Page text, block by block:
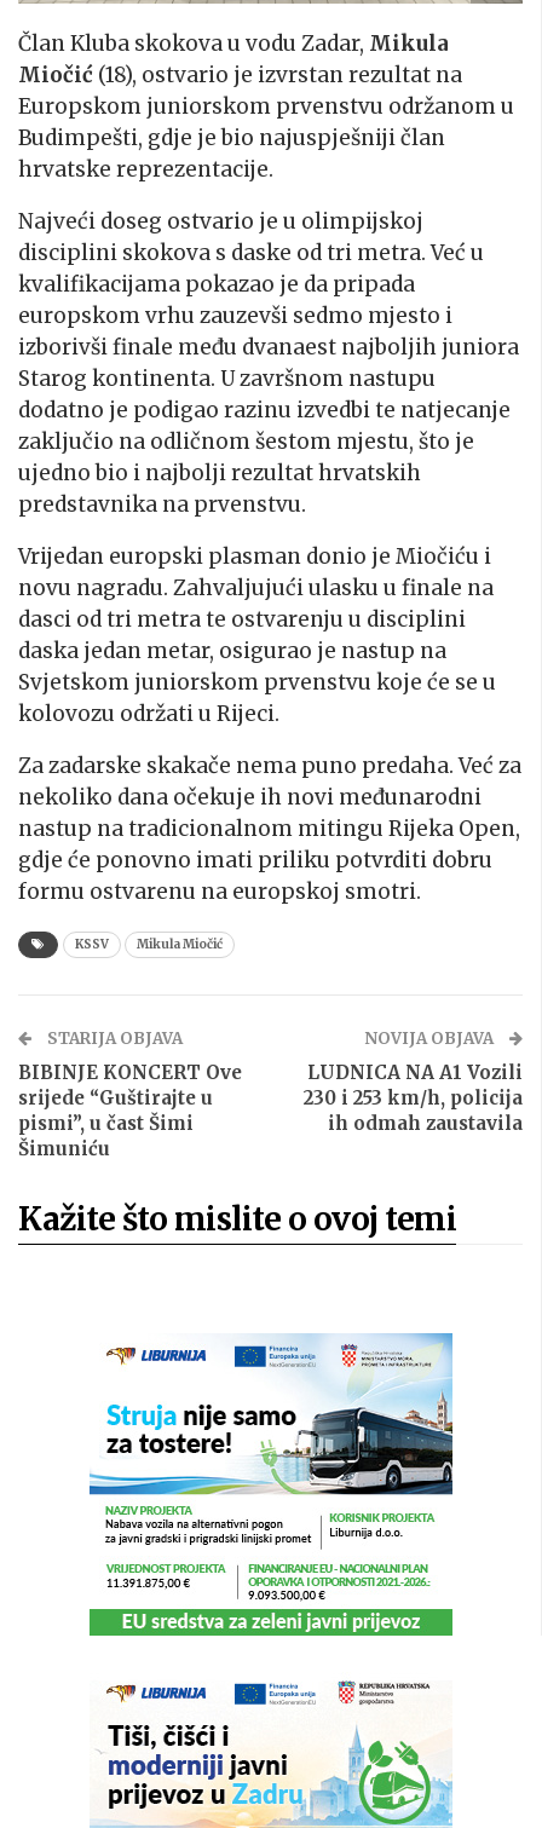
Član Kluba skokova u vodu Zadar, Mikula
Miočić (18), ostvario je izvrstan rezultat na
Europskom juniorskom prvenstvu održanom u
Budimpešti, gdje je bio najuspješniji član
hrvatske reprezentacije.
Najveći doseg ostvario je u olimpijskoj
disciplini skokova s daske od tri metra. Već u
kvalifikacijama pokazao je da pripada
europskom vrhu zauzevši sedmo mjesto i
izborivši finale među dvanaest najboljih juniora
Starog kontinenta. U završnom nastupu
dodatno je podigao razinu izvedbi te natjecanje
zaključio na odličnom šestom mjestu, što je
ujedno bio i najbolji rezultat hrvatskih
predstavnika na prvenstvu.
Vrijedan europski plasman donio je Miočiću i
novu nagradu. Zahvaljujući ulasku u finale na
dasci od tri metra te ostvarenju u disciplini
daska jedan metar, osigurao je nastup na
Svjetskom juniorskom prvenstvu koje će se u
kolovozu održati u Rijeci.
Za zadarske skakače nema puno predaha. Već za
nekoliko dana očekuje ih novi međunarodni
nastup na tradicionalnom mitingu Rijeka Open,
gdje će ponovno imati priliku potvrditi dobru
formu ostvarenu na europskoj smotri.
KSSV Mikula Miočić
STARIJA OBJAVA
BIBINJE KONCERT Ove
srijede “Guštirajte u
pismi”, u čast Šimi
Šimuniću
NOVIJA OBJAVA
LUDNICA NA A1 Vozili
230 i 253 km/h, policija
ih odmah zaustavila
Kažite što mislite o ovoj temi